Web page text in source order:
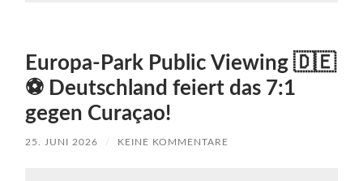
Europa-Park Public Viewing 🇩🇪
⚽ Deutschland feiert das 7:1
gegen Curaçao!
25. JUNI 2026 / KEINE KOMMENTARE